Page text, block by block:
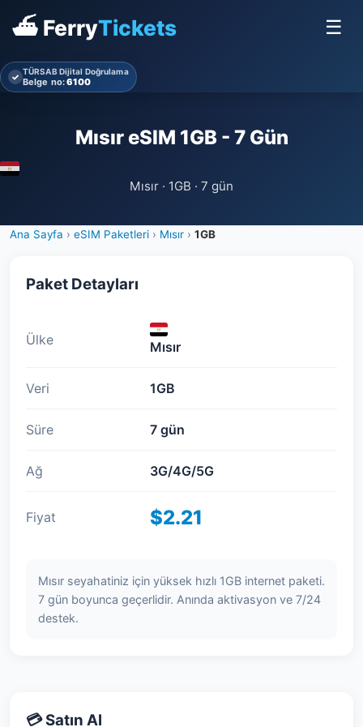
⛴ FerryTickets ☰
✓ TÜRSAB Dijital Doğrulama
Belge no:6100
Mısır eSIM 1GB - 7 Gün
Mısır · 1GB · 7 gün
Ana Sayfa › eSIM Paketleri › Mısır › 1GB
Paket Detayları
Ülke Mısır
Veri 1GB
Süre 7 gün
Ağ 3G/4G/5G
Fiyat $2.21
Mısır seyahatiniz için yüksek hızlı 1GB internet paketi.
7 gün boyunca geçerlidir. Anında aktivasyon ve 7/24
destek.
💳 Satın Al